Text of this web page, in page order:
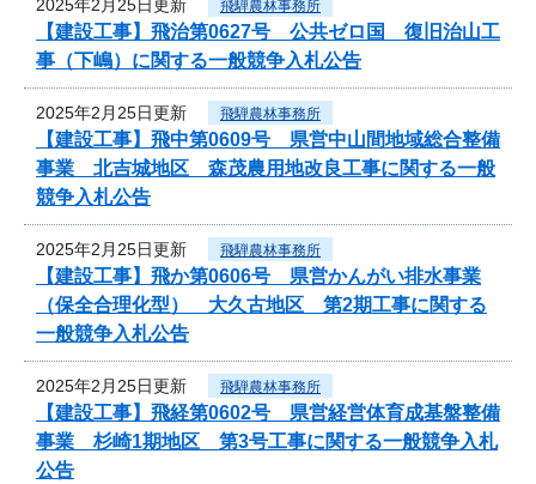
2025年2月25日更新 飛騨農林事務所
【建設工事】飛治第0627号 公共ゼロ国 復旧治山工
事（下嶋）に関する一般競争入札公告
2025年2月25日更新 飛騨農林事務所
【建設工事】飛中第0609号 県営中山間地域総合整備
事業 北吉城地区 森茂農用地改良工事に関する一般
競争入札公告
2025年2月25日更新 飛騨農林事務所
【建設工事】飛か第0606号 県営かんがい排水事業
（保全合理化型） 大久古地区 第2期工事に関する
一般競争入札公告
2025年2月25日更新 飛騨農林事務所
【建設工事】飛経第0602号 県営経営体育成基盤整備
事業 杉崎1期地区 第3号工事に関する一般競争入札
公告